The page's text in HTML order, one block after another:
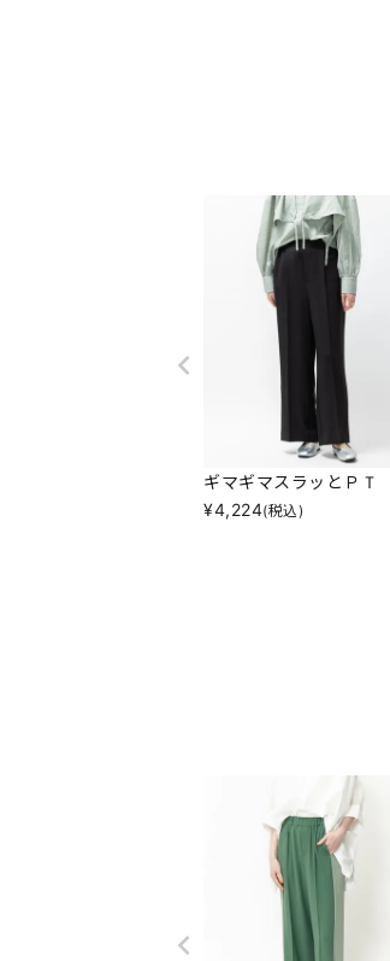
ギマギマスラッとＰＴ
¥4,224(税込)